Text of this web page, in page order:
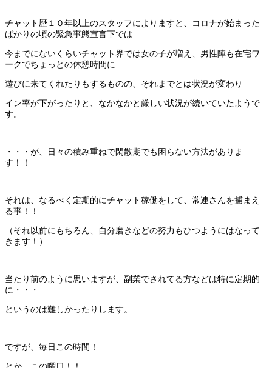
チャット歴１０年以上のスタッフによりますと、コロナが始まった
ばかりの頃の緊急事態宣言下では
今までにないくらいチャット界では女の子が増え、男性陣も在宅ワ
ークでちょっとの休憩時間に
遊びに来てくれたりもするものの、それまでとは状況が変わり
イン率が下がったりと、なかなかと厳しい状況が続いていたようで
す。
・・・が、日々の積み重ねで閑散期でも困らない方法がありま
す！！
それは、なるべく定期的にチャット稼働をして、常連さんを捕まえ
る事！！
（それ以前にもちろん、自分磨きなどの努力もひつようにはなって
きます！）
当たり前のように思いますが、副業でされてる方などは特に定期的
に・・・
というのは難しかったりします。
ですが、毎日この時間！